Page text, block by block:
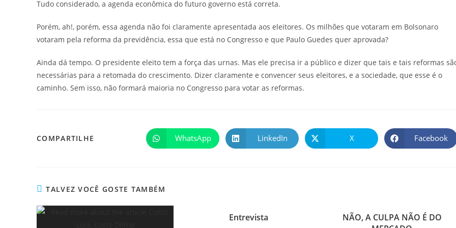
Tudo considerado, a agenda econômica do futuro governo está correta.
Porém, ah!, porém, essa agenda não foi claramente apresentada aos eleitores. Os milhões que votaram em Bolsonaro
votaram pela reforma da previdência, essa que está no Congresso e que Paulo Guedes quer aprovada?
Ainda dá tempo. O presidente eleito tem a força das urnas. Mas ele precisa ir a público e dizer que tais e tais reformas
necessárias para a retomada do crescimento. Dizer claramente e convencer seus eleitores, e a sociedade, que esse é o
caminho. Sem isso, não formará maioria no Congresso para votar as reformas.
COMPARTILHE WhatsApp LinkedIn X Facebook
TALVEZ VOCÊ GOSTE TAMBÉM
Entrevista
NÃO, A CULPA NÃO É DO